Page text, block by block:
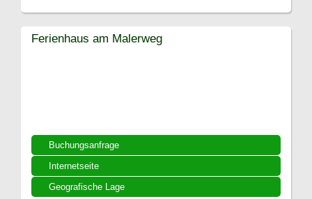
Buchungsanfrage
Internetseite
Geografische Lage
Ferienhaus am Malerweg